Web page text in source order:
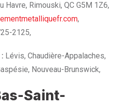
Havre, Rimouski, QC G5M 1Z6,
,
2125,
Lévis, Chaudière-Appalaches,
Nouveau-Brunswick,
Saint-